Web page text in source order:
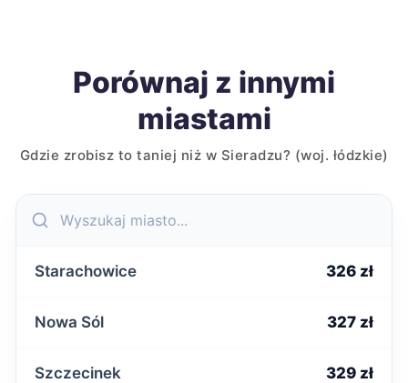
Porównaj z innymi
miastami
Gdzie zrobisz to taniej niż w Sieradzu? (woj. łódzkie)
Starachowice 326 zł
Nowa Sól 327 zł
Szczecinek 329 zł